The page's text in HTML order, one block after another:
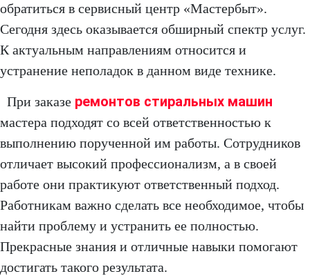
обратиться в сервисный центр «Мастербыт».
Сегодня здесь оказывается обширный спектр услуг.
К актуальным направлениям относится и
устранение неполадок в данном виде технике.
При заказе ремонтов стиральных машин
мастера подходят со всей ответственностью к
выполнению порученной им работы. Сотрудников
отличает высокий профессионализм, а в своей
работе они практикуют ответственный подход.
Работникам важно сделать все необходимое, чтобы
найти проблему и устранить ее полностью.
Прекрасные знания и отличные навыки помогают
достигать такого результата.